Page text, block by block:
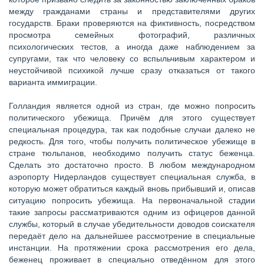
между гражданами страны и представителями других
государств. Браки проверяются на фиктивность, посредством
просмотра семейных фотографий, различных
психологических тестов, а иногда даже наблюдением за
супругами, так что человеку со вспыльчивым характером и
неустойчивой психикой лучше сразу отказаться от такого
варианта иммиграции.
Голландия является одной из стран, где можно попросить
политического убежища. Причём для этого существует
специальная процедура, так как подобные случаи далеко не
редкость. Для того, чтобы получить политическое убежище в
стране тюльпанов, необходимо получить статус беженца.
Сделать это достаточно просто. В любом международном
аэропорту Нидерландов существует специальная служба, в
которую может обратиться каждый вновь прибывший и, описав
ситуацию попросить убежища. На первоначальной стадии
такие запросы рассматриваются одним из офицеров данной
службы, который в случае убедительности доводов соискателя
передаёт дело на дальнейшее рассмотрение в специальные
инстанции. На протяжении срока рассмотрения его дела,
беженец проживает в специально отведённом для этого